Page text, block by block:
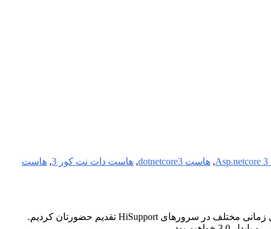
, هاست dotnetcore3 , هاست دات نت کور 3 , هاست